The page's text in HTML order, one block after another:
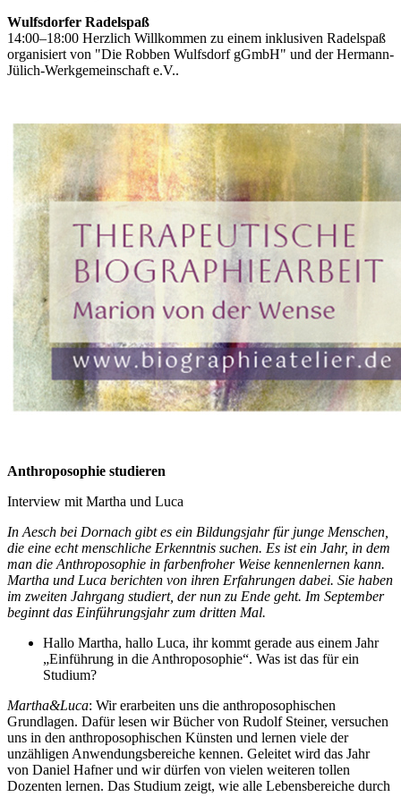
Wulfsdorfer Radelspaß
14:00–18:00 Herzlich Willkommen zu einem inklusiven Radelspaß
organisiert von "Die Robben Wulfsdorf gGmbH" und der Hermann-
Jülich-Werkgemeinschaft e.V..
Anthroposophie studieren
Interview mit Martha und Luca
In Aesch bei Dornach gibt es ein Bildungsjahr für junge Menschen,
die eine echt menschliche Erkenntnis suchen. Es ist ein Jahr, in dem
man die Anthroposophie in farbenfroher Weise kennenlernen kann.
Martha und Luca berichten von ihren Erfahrungen dabei. Sie haben
im zweiten Jahrgang studiert, der nun zu Ende geht. Im September
beginnt das Einführungsjahr zum dritten Mal.
Hallo Martha, hallo Luca, ihr kommt gerade aus einem Jahr
„Einführung in die Anthroposophie“. Was ist das für ein
Studium?
Martha&Luca: Wir erarbeiten uns die anthroposophischen
Grundlagen. Dafür lesen wir Bücher von Rudolf Steiner, versuchen
uns in den anthroposophischen Künsten und lernen viele der
unzähligen Anwendungsbereiche kennen. Geleitet wird das Jahr
von Daniel Hafner und wir dürfen von vielen weiteren tollen
Dozenten lernen. Das Studium zeigt, wie alle Lebensbereiche durch